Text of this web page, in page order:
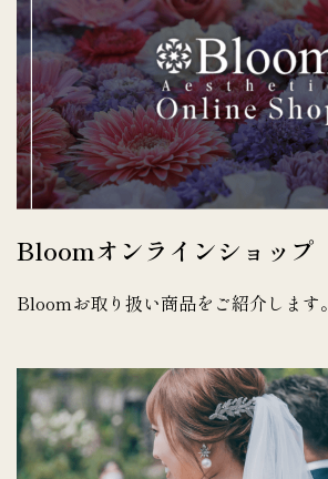
Bloomオンラインショップ
Bloomお取り扱い商品をご紹介します。